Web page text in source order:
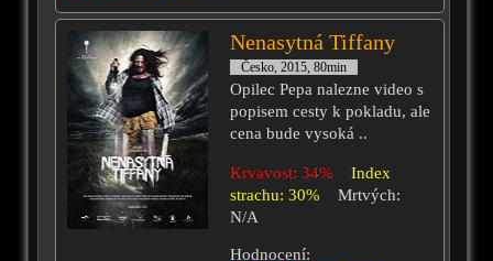
Nenasytná Tiffany
Česko, 2015, 80min
Opilec Pepa nalezne video s
popisem cesty k pokladu, ale
cena bude vysoká ..
Krvavost: 34%
Index
strachu: 30%
Mrtvých:
N/A
Hodnocení: